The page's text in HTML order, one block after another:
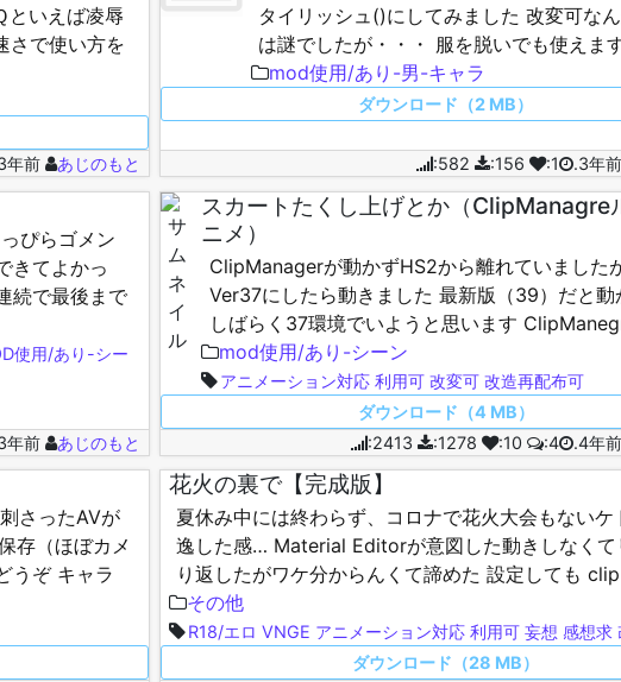
といえば凌辱
さで使い方を
・・ どうも
年前 あじのもと
タイリッシュ()にしてみました 改変可な
は謎でしたが・・・ 服を脱いでも使えま
セサリなので非表示にもできます スタジ
色化＆透過…
mod使用/あり-男-キャラ
ダウンロード（2 MB）
:582 :156 :1 .3年
ぴらゴメン
きてよかっ
続で最後まで
使用/あり-シー
年前 あじのもと
スカートたくし上げとか（ClipManagre
ニメ）
ClipManagerが動かずHS2から離れていました
Ver37にしたら動きました 最新版（39）だと動
しばらく37環境でいようと思います
がだいぶ変わってるので使い方…
mod使用/あり-シーン
アニメーション対応 利用可 改変可 改造再配布可
ダウンロード（4 MB）
:2413
:1278 :10 :4 .4年
さったAVが
存（ほぼカメ
うぞ キャラ
花火の裏で【完成版】
夏休み中には終わらず、コロナで花火大会もないケ
逸した感… Material Editorが意図した動きしなくて
り返したがワケ分からんくて諦めた 設定しても
設定しとるところで …
その他
R18/エロ VNGE アニメーション対応 利用可 妄想 感想求
ダウンロード（28 MB）